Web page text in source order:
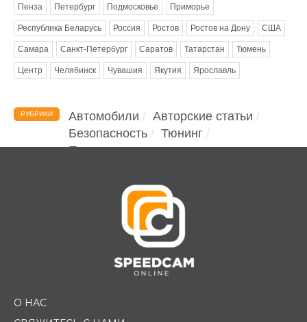
Пенза Петербург Подмосковье Приморье
Республика Беларусь Россия Ростов Ростов на Дону США
Самара Санкт-Петербург Саратов Татарстан Тюмень
Центр Челябинск Чувашия Якутия Ярославль
РУБРИКИ Автомобили
Авторские статьи
Безопасность
Тюнинг
Помощь водителю
О НАС